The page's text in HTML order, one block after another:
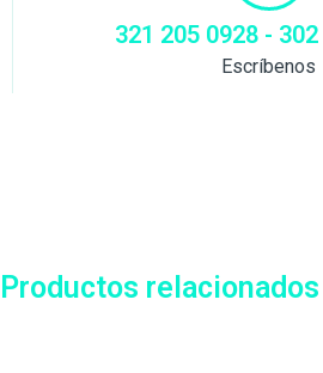
321 205 0928 -
Escríbenos
Productos relacionados